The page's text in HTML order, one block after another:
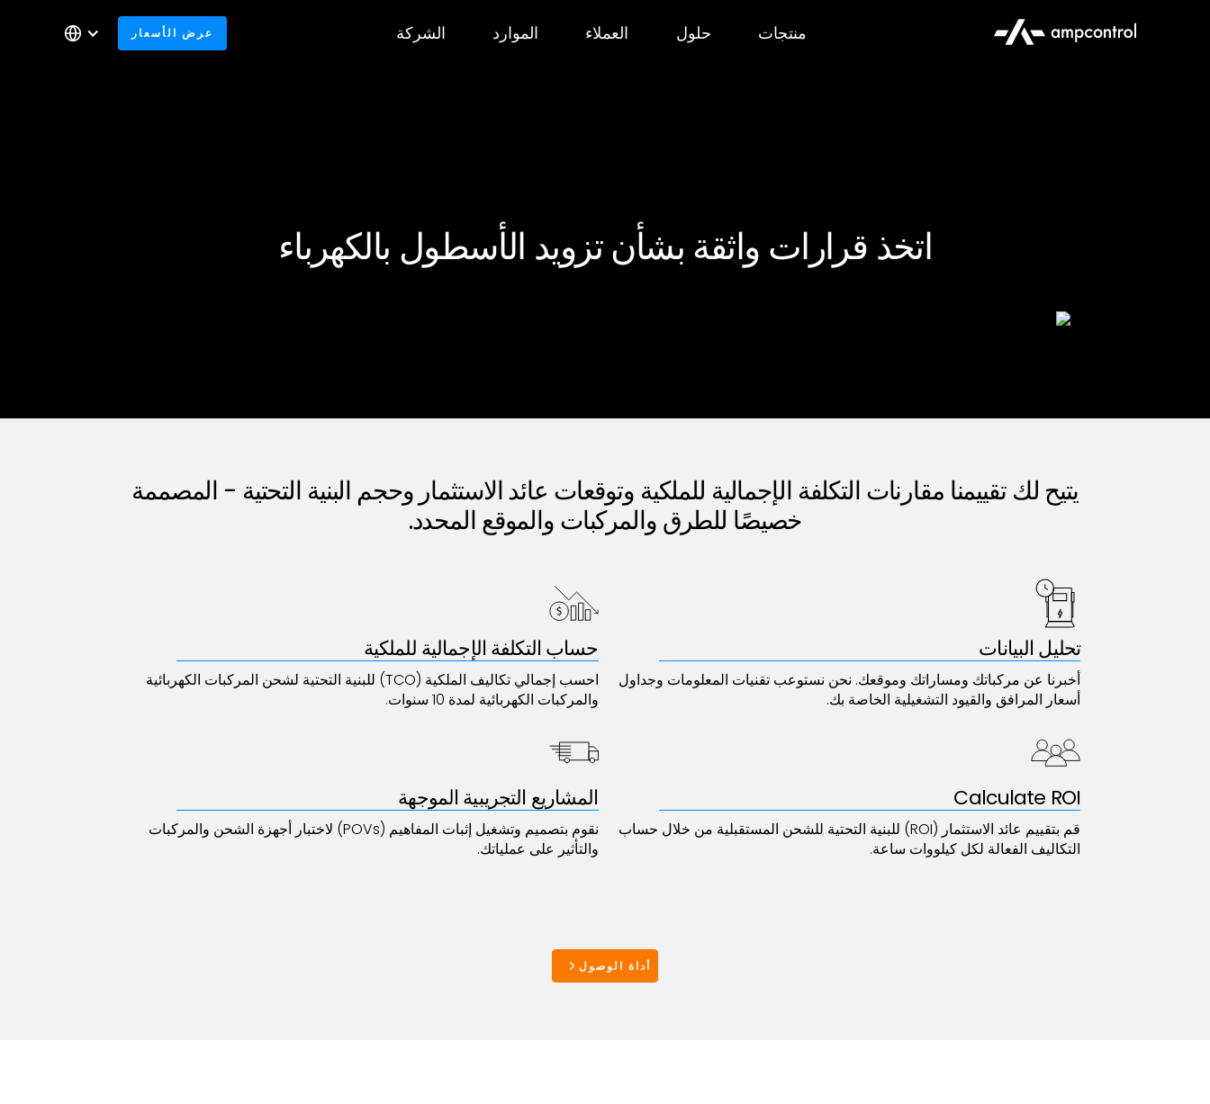
منتجات حلول العملاء الموارد الشركة عرض الأسعار
اتخذ قرارات واثقة بشأن تزويد الأسطول بالكهرباء
يتيح لك تقييمنا مقارنات التكلفة الإجمالية للملكية وتوقعات عائد الاستثمار وحجم البنية التحتية - المصممة
خصيصًا للطرق والمركبات والموقع المحدد.
تحليل البيانات
أخبرنا عن مركباتك ومساراتك وموقعك. نحن نستوعب تقنيات المعلومات وجداول
أسعار المرافق والقيود التشغيلية الخاصة بك.
حساب التكلفة الإجمالية للملكية
احسب إجمالي تكاليف الملكية (TCO) للبنية التحتية لشحن المركبات الكهربائية
والمركبات الكهربائية لمدة 10 سنوات.
Calculate ROI
قم بتقييم عائد الاستثمار (ROI) للبنية التحتية للشحن المستقبلية من خلال حساب
التكاليف الفعالة لكل كيلووات ساعة.
المشاريع التجريبية الموجهة
نقوم بتصميم وتشغيل إثبات المفاهيم (POVs) لاختبار أجهزة الشحن والمركبات
والتأثير على عملياتك.
أداة الوصول